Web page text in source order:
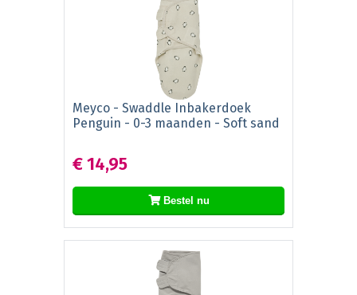
Meyco - Swaddle Inbakerdoek
Penguin - 0-3 maanden - Soft sand
€ 14,95
Bestel nu